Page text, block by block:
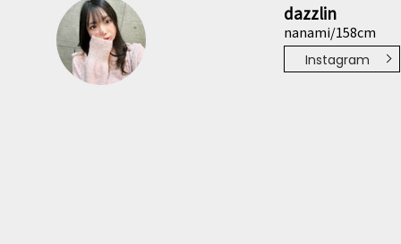
dazzlin
nanami/158cm
Instagram